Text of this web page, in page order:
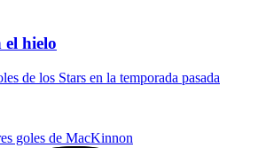
el hielo
de los Stars en la temporada pasada